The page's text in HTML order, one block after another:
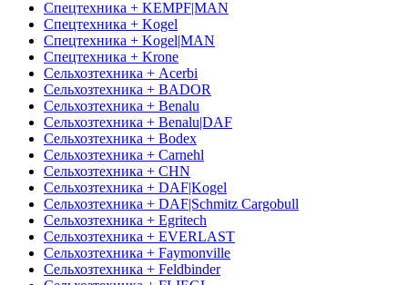
Спецтехника + KEMPF|MAN
Спецтехника + Kogel
Спецтехника + Kogel|MAN
Спецтехника + Krone
Сельхозтехника + Acerbi
Сельхозтехника + BADOR
Сельхозтехника + Benalu
Сельхозтехника + Benalu|DAF
Сельхозтехника + Bodex
Сельхозтехника + Carnehl
Сельхозтехника + CHN
Сельхозтехника + DAF|Kogel
Сельхозтехника + DAF|Schmitz Cargobull
Сельхозтехника + Egritech
Сельхозтехника + EVERLAST
Сельхозтехника + Faymonville
Сельхозтехника + Feldbinder